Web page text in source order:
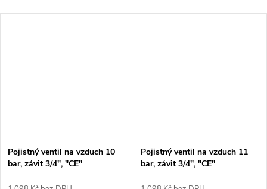
Pojistný ventil na vzduch 10
bar, závit 3/4", "CE"
Pojistný ventil na vzduch 11
bar, závit 3/4", "CE"